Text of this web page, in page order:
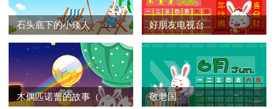
撕碎了。
石头底下的小矮人 好朋友电视台
木偶匹诺曹的故事（ 敬老国